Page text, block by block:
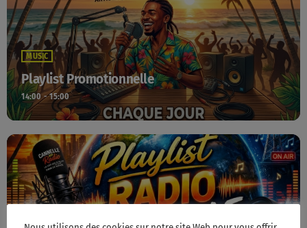
MUSIC
Playlist Promotionnelle
14:00 - 15:00